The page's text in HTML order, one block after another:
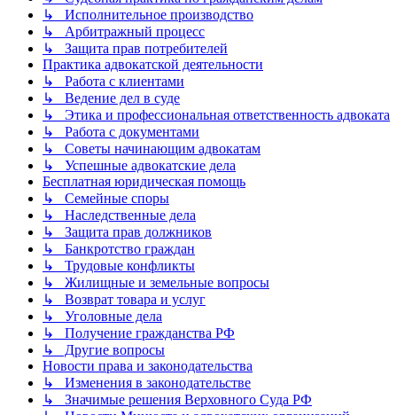
↳ Исполнительное производство
↳ Арбитражный процесс
↳ Защита прав потребителей
Практика адвокатской деятельности
↳ Работа с клиентами
↳ Ведение дел в суде
↳ Этика и профессиональная ответственность адвоката
↳ Работа с документами
↳ Советы начинающим адвокатам
↳ Успешные адвокатские дела
Бесплатная юридическая помощь
↳ Семейные споры
↳ Наследственные дела
↳ Защита прав должников
↳ Банкротство граждан
↳ Трудовые конфликты
↳ Жилищные и земельные вопросы
↳ Возврат товара и услуг
↳ Уголовные дела
↳ Получение гражданства РФ
↳ Другие вопросы
Новости права и законодательства
↳ Изменения в законодательстве
↳ Значимые решения Верховного Суда РФ